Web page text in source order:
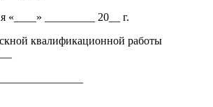
«____» _________ 20__ г.
квалификационной работы